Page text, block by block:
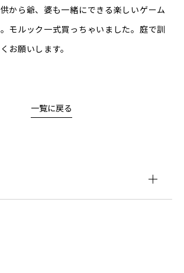
から爺、婆も一緒にできる楽しいゲーム
モルック一式買っちゃいました。庭で訓
お願いします。
一覧に戻る